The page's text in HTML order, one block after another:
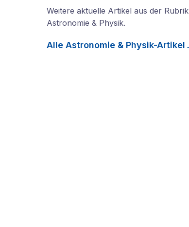
Weitere aktuelle Artikel aus der Rubrik
Astronomie & Physik.
Alle Astronomie & Physik-Artikel